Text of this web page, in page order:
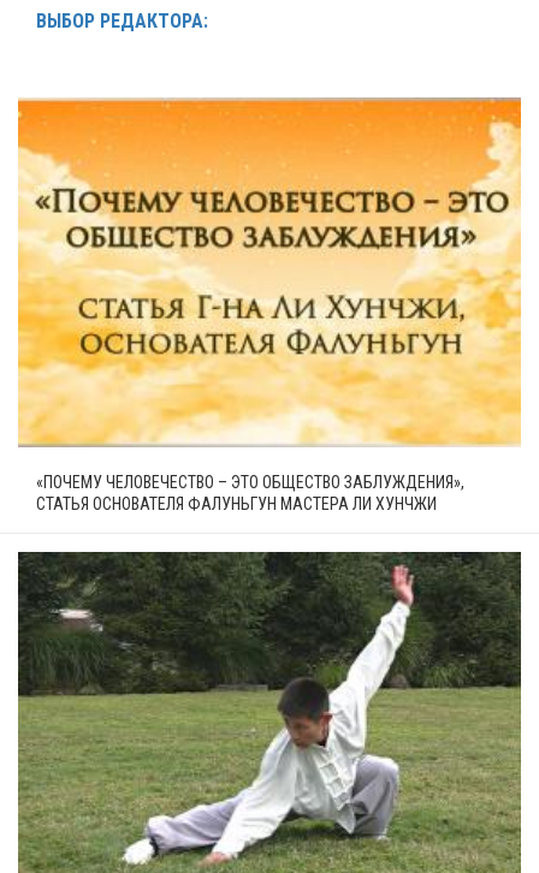
ВЫБОР РЕДАКТОРА:
«ПОЧЕМУ ЧЕЛОВЕЧЕСТВО – ЭТО ОБЩЕСТВО ЗАБЛУЖДЕНИЯ»,
СТАТЬЯ ОСНОВАТЕЛЯ ФАЛУНЬГУН МАСТЕРА ЛИ ХУНЧЖИ